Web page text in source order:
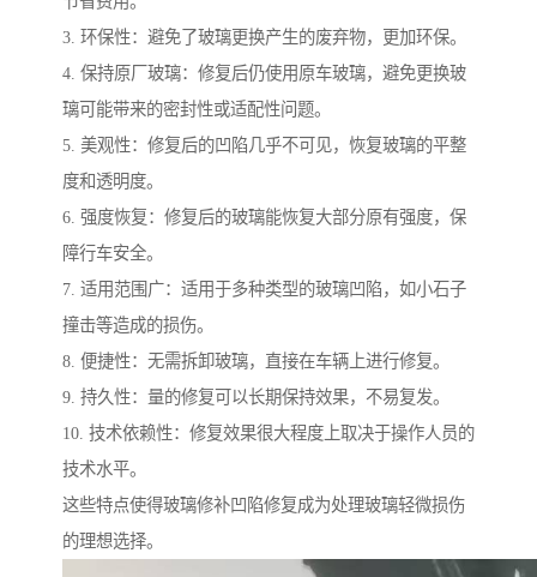
3. 环保性：避免了玻璃更换产生的废弃物，更加环保。
4. 保持原厂玻璃：修复后仍使用原车玻璃，避免更换玻
璃可能带来的密封性或适配性问题。
5. 美观性：修复后的凹陷几乎不可见，恢复玻璃的平整
度和透明度。
6. 强度恢复：修复后的玻璃能恢复大部分原有强度，保
障行车安全。
7. 适用范围广：适用于多种类型的玻璃凹陷，如小石子
撞击等造成的损伤。
8. 便捷性：无需拆卸玻璃，直接在车辆上进行修复。
9. 持久性：量的修复可以长期保持效果，不易复发。
10. 技术依赖性：修复效果很大程度上取决于操作人员的
技术水平。
这些特点使得玻璃修补凹陷修复成为处理玻璃轻微损伤
的理想选择。